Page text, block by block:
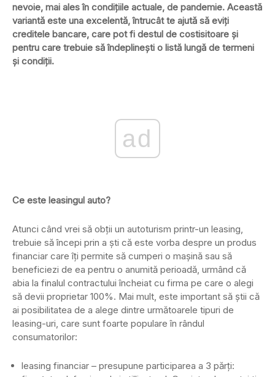
nevoie, mai ales în condițiile actuale, de pandemie. Această
variantă este una excelentă, întrucât te ajută să eviți
creditele bancare, care pot fi destul de costisitoare și
pentru care trebuie să îndeplinești o listă lungă de termeni
și condiții.
ad
Ce este leasingul auto?
Atunci când vrei să obții un autoturism printr-un leasing,
trebuie să începi prin a ști că este vorba despre un produs
financiar care îți permite să cumperi o mașină sau să
beneficiezi de ea pentru o anumită perioadă, urmând că
abia la finalul contractului încheiat cu firma pe care o alegi
să devii proprietar 100%. Mai mult, este important să știi că
ai posibilitatea de a alege dintre următoarele tipuri de
leasing-uri, care sunt foarte populare în rândul
consumatorilor:
leasing financiar – presupune participarea a 3 părți: